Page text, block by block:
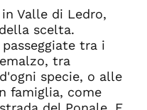
Valle di Ledro,
scelta.
tra i
tra
specie, o alle
famiglia, come